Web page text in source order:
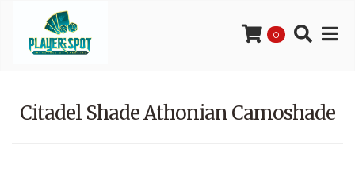
0
Citadel Shade Athonian Camoshade